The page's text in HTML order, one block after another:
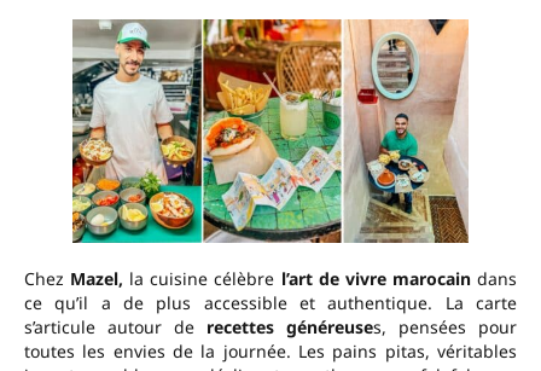
Chez Mazel, la cuisine célèbre l’art de vivre marocaindans
ce qu’il a de plus accessible et authentique. La carte
s’articule autour de recettes généreuses, pensées pour
toutes les envies de la journée. Les pains pitas, véritables